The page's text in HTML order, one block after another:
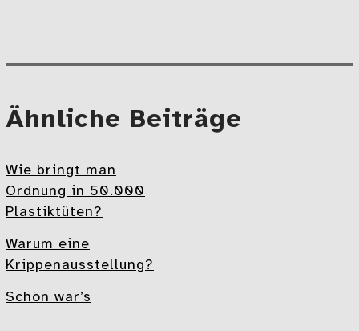
Mehr
Ähnliche Beiträge
Wie bringt man
Ordnung in 50.000
Plastiktüten?
Warum eine
Krippenausstellung?
Schön war’s